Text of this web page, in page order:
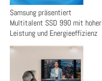
Samsung präsentiert
Multitalent SSD 990 mit hoher
Leistung und Energieeffizienz